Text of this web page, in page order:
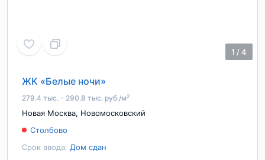
1 /4
ЖК «Белые ночи»
279.4 тыс. - 290.8 тыс. руб./м2
Новая Москва, Новомосковский
Срок ввода: Дом сдан
Столбово